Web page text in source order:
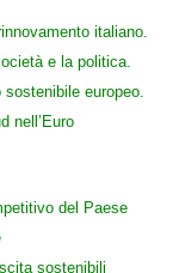
italiano.
e la politica.
europeo.
nell’Euro
del Paese
sostenibili